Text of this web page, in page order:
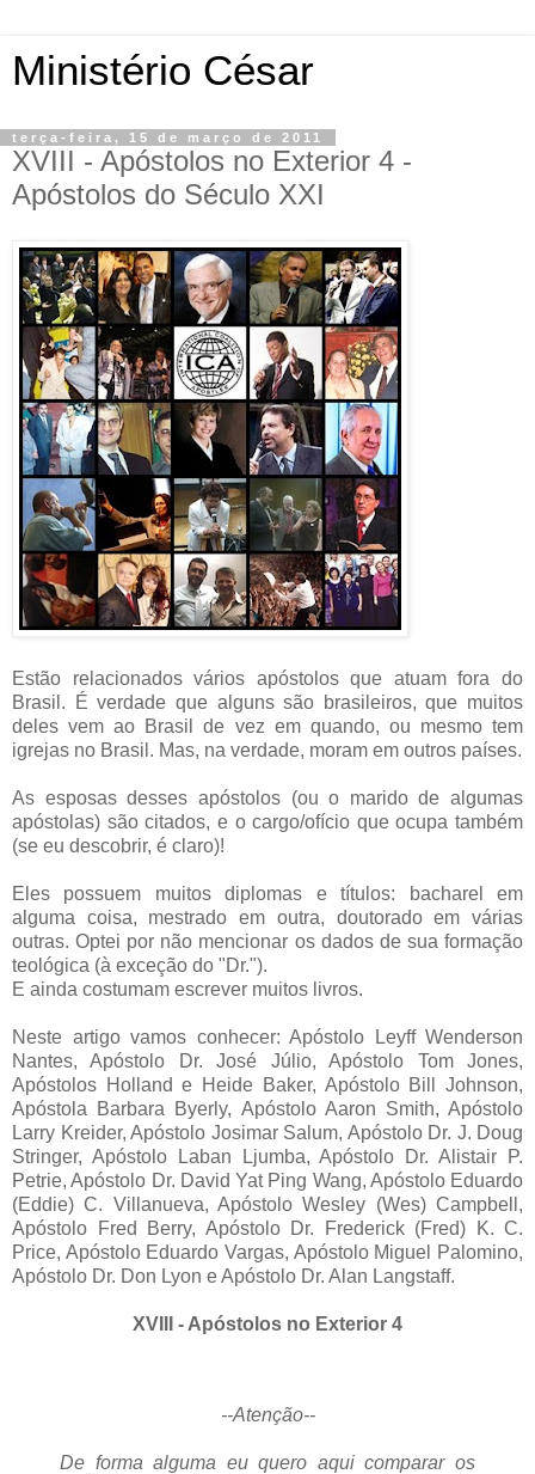
Ministério César
terça-feira, 15 de março de 2011
XVIII - Apóstolos no Exterior 4 -
Apóstolos do Século XXI
Estão relacionados vários apóstolos que atuam fora do
Brasil. É verdade que alguns são brasileiros, que muitos
deles vem ao Brasil de vez em quando, ou mesmo tem
igrejas no Brasil. Mas, na verdade, moram em outros países.
As esposas desses apóstolos (ou o marido de algumas
apóstolas) são citados, e o cargo/ofício que ocupa também
(se eu descobrir, é claro)!
Eles possuem muitos diplomas e títulos: bacharel em
alguma coisa, mestrado em outra, doutorado em várias
outras. Optei por não mencionar os dados de sua formação
teológica (à exceção do "Dr.").
E ainda costumam escrever muitos livros.
Neste artigo vamos conhecer: Apóstolo Leyff Wenderson
Nantes, Apóstolo Dr. José Júlio, Apóstolo Tom Jones,
Apóstolos Holland e Heide Baker, Apóstolo Bill Johnson,
Apóstola Barbara Byerly, Apóstolo Aaron Smith, Apóstolo
Larry Kreider, Apóstolo Josimar Salum, Apóstolo Dr. J. Doug
Stringer, Apóstolo Laban Ljumba, Apóstolo Dr. Alistair P.
Petrie, Apóstolo Dr. David Yat Ping Wang, Apóstolo Eduardo
(Eddie) C. Villanueva, Apóstolo Wesley (Wes) Campbell,
Apóstolo Fred Berry, Apóstolo Dr. Frederick (Fred) K. C.
Price, Apóstolo Eduardo Vargas, Apóstolo Miguel Palomino,
Apóstolo Dr. Don Lyon e Apóstolo Dr. Alan Langstaff.
XVIII - Apóstolos no Exterior 4
--Atenção--
De forma alguma eu quero aqui comparar os